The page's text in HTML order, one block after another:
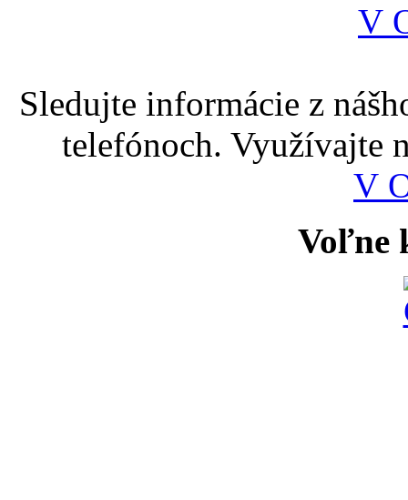
Sledujte informácie z
telefónoch. Využívajte
V
Voľne